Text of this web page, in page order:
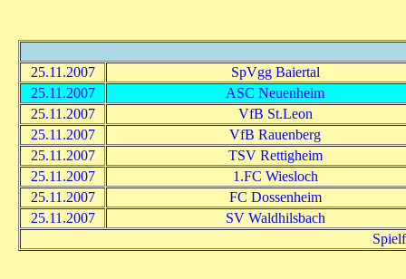
25.11.2007
SpVgg Baiertal
25.11.2007
ASC Neuenheim
25.11.2007
VfB St.Leon
25.11.2007
VfB Rauenberg
25.11.2007
TSV Rettigheim
25.11.2007
1.FC Wiesloch
25.11.2007
FC Dossenheim
25.11.2007
SV Waldhilsbach